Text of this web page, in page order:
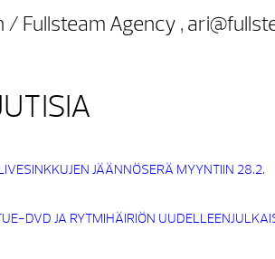
/ Fullsteam Agency ,
JÄÄNNÖSERÄ MYYNTIIN 28.2.
DVD JA RYTMIHÄIRIÖN